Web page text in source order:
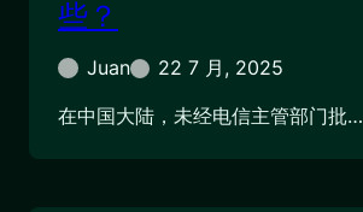
些？
Juan
22 7 月, 2025
在中国大陆，未经电信主管部门批…